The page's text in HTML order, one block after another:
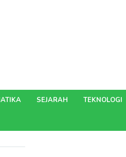
SEJARAH TEKNOLOGI